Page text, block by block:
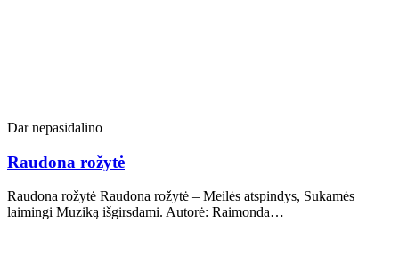
Dar nepasidalino
Raudona rožytė
Raudona rožytė Raudona rožytė – Meilės atspindys, Sukamės
laimingi Muziką išgirsdami. Autorė: Raimonda…